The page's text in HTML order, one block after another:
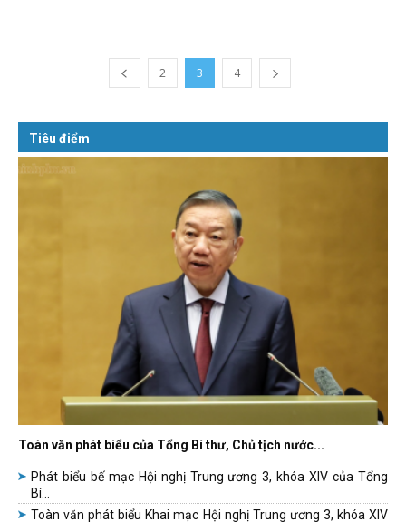
2 3 4
Tiêu điểm
Toàn văn phát biểu của Tổng Bí thư, Chủ tịch nước...
Phát biểu bế mạc Hội nghị Trung ương 3, khóa XIV của Tổng
Bí...
Toàn văn phát biểu Khai mạc Hội nghị Trung ương 3, khóa XIV